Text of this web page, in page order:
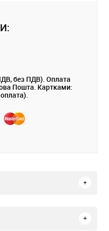
без ПДВ). Оплата
Пошта. Картками: